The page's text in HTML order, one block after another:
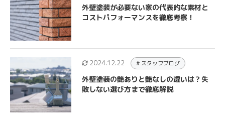
外壁塗装が必要ない家の代表的な素材と
コストパフォーマンスを徹底考察！
2024.12.22 # スタッフブログ
外壁塗装の艶ありと艶なしの違いは？失
敗しない選び方まで徹底解説